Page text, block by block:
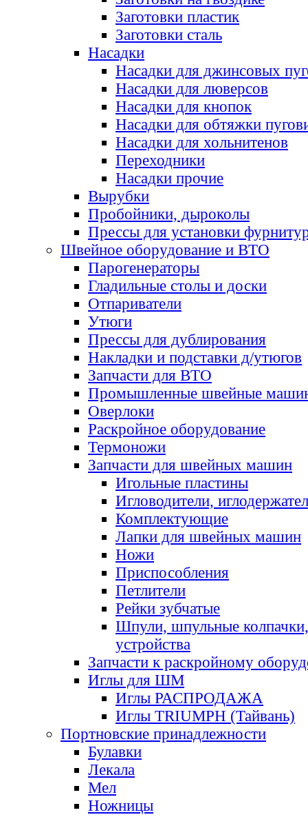
Заготовки пластик
Заготовки сталь
Насадки
Насадки для джинсовых
Насадки для люверсов
Насадки для кнопок
Насадки для обтяжки
Насадки для хольнитенов
Переходники
Насадки прочие
Вырубки
Пробойники, дыроколы
Прессы для установки
Швейное оборудование и ВТО
Парогенераторы
Гладильные столы и доски
Отпариватели
Утюги
Прессы для дублирования
Накладки и подставки д/утюгов
Запчасти для ВТО
Промышленные швейные
Оверлоки
Раскройное оборудование
Термоножи
Запчасти для швейных машин
Игольные пластины
Игловодители,
Комплектующие
Лапки для швейных машин
Ножи
Приспособления
Петлители
Рейки зубчатые
Шпули, шпульные
устройства
Запчасти к раскройному
Иглы для ШМ
Иглы РАСПРОДАЖА
Иглы TRIUMPH (Тайвань)
Портновские принадлежности
Булавки
Лекала
Мел
Ножницы